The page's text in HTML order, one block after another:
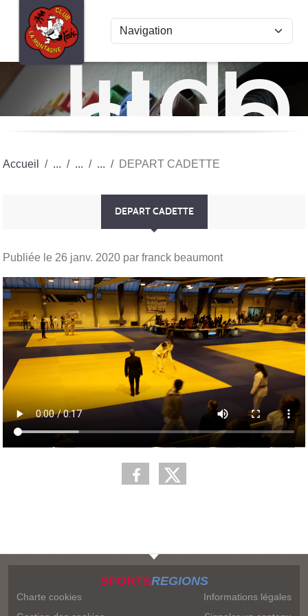
Judo
club
La
Accueil DEPART CADETTE
DEPART CADETTE
Publiée le 26 janv. 2020 par franck beaumont
SPORTSREGIONS
Charte cookies
Informations légales
Panneau de gestion des cookies